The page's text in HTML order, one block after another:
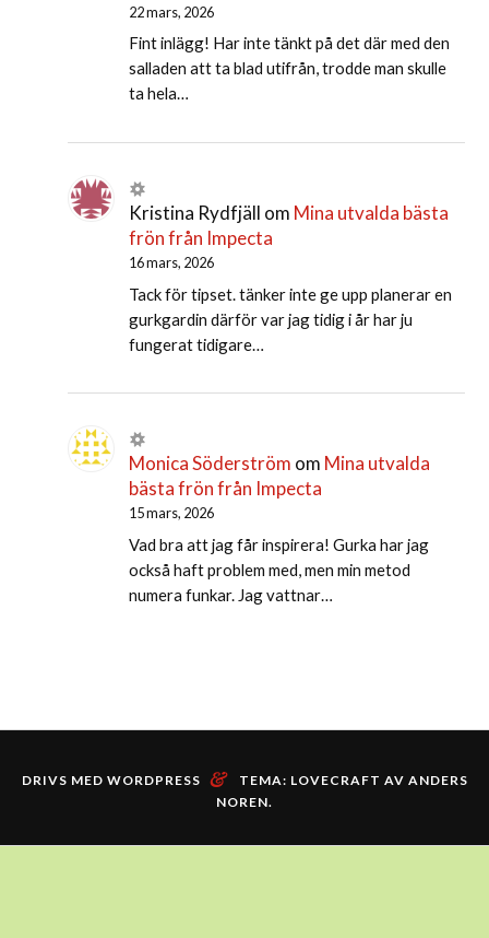
22 mars, 2026
Fint inlägg! Har inte tänkt på det där med den
salladen att ta blad utifrån, trodde man skulle
ta hela…
Kristina Rydfjäll om Mina utvalda bästa
frön från Impecta
16 mars, 2026
Tack för tipset. tänker inte ge upp planerar en
gurkgardin därför var jag tidig i år har ju
fungerat tidigare…
Monica Söderström om Mina utvalda
bästa frön från Impecta
15 mars, 2026
Vad bra att jag får inspirera! Gurka har jag
också haft problem med, men min metod
numera funkar. Jag vattnar…
DRIVS MED WORDPRESS & TEMA: LOVECRAFT AV ANDERS
NOREN.